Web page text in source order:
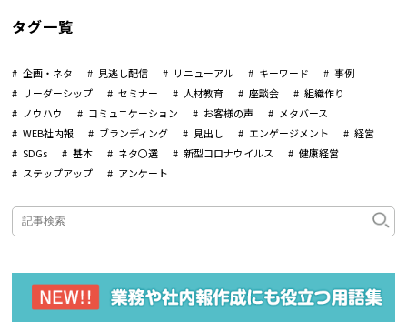
タグ一覧
企画・ネタ 見逃し配信 リニューアル キーワード
事例
リーダーシップ
セミナー 人材教育 座談会
組織作り
ノウハウ
コミュニケーション お客様の声
メタバース
WEB社内報
ブランディング 見出し エンゲージメント
経営
SDGs
基本 ネタ〇選 新型コロナウイルス
健康経営
ステップアップ
アンケート